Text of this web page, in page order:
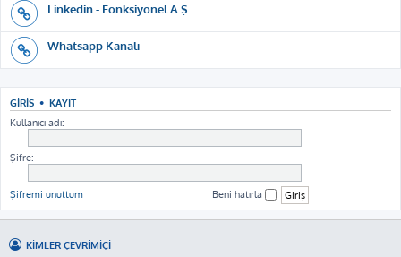
Linkedin - Fonksiyonel A.Ş.
Whatsapp Kanalı
GIRIŞ • KAYIT
Kullanıcı adı:
Şifre:
Şifremi unuttum Beni hatırla
KIMLER ÇEVRIMIÇI